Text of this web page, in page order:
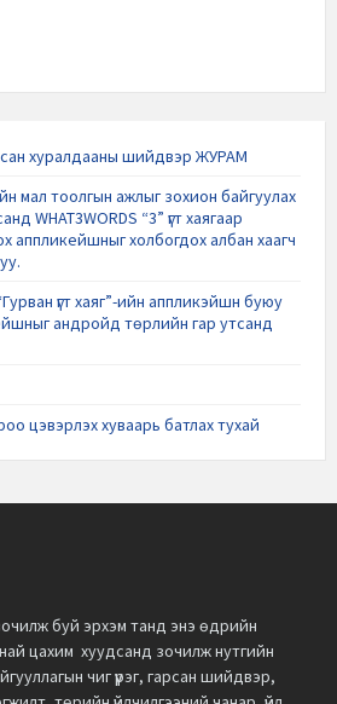
хуралдааны шийдвэр ЖУРАМ
мал тоолгын ажлыг зохион байгуулах
WHAT3WORDS “3” үгт хаягаар
аппликейшныг холбогдох албан хаагч
үгт хаяг”-ийн аппликэйшн буюу
андройд төрлийн гар утсанд
цэвэрлэх хуваарь батлах тухай
буй эрхэм танд энэ өдрийн
цахим хуудсанд зочилж нутгийн
чиг үүрэг, гарсан шийдвэр,